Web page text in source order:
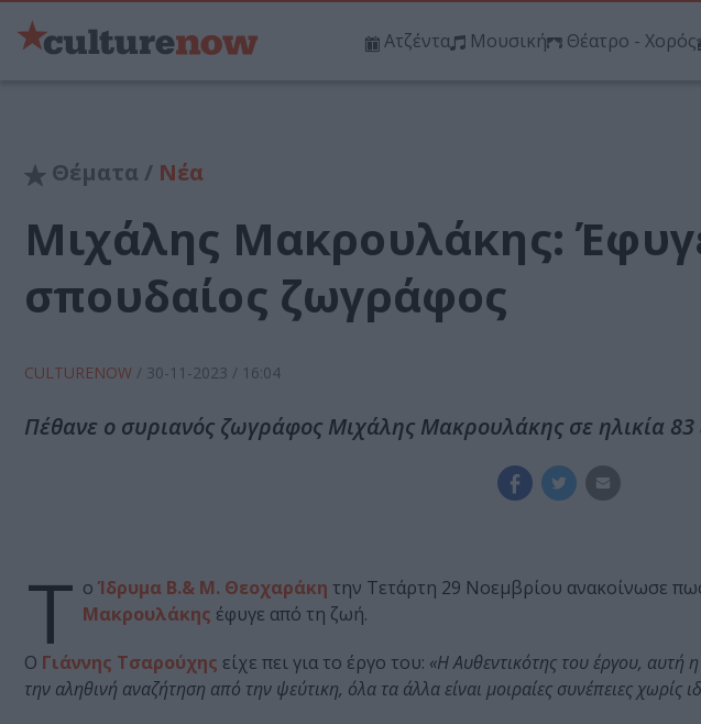
Ατζέντα Μουσική Θέατρο - Χορός
Θέματα / Νέα
Μιχάλης Μακρουλάκης:
σπουδαίος ζωγράφος
CULTURENOW / 30-11-2023 / 16:04
Πέθανε ο συριανός ζωγράφος Μιχάλης Μακρουλάκης σε ηλικία 83
Τ ο Ίδρυμα Β.& Μ. Θεοχαράκη την Τετάρτη 29 Νοεμβρίου ανακοίνωσε
Μακρουλάκης έφυγε από τη ζωή.
Ο Γιάννης Τσαρούχης είχε πει για το έργο του: «Η Αυθεντικότης του έργου, αυτή
την αληθινή αναζήτηση από την ψεύτικη, όλα τα άλλα είναι μοιραίες συνέπειες χωρίς